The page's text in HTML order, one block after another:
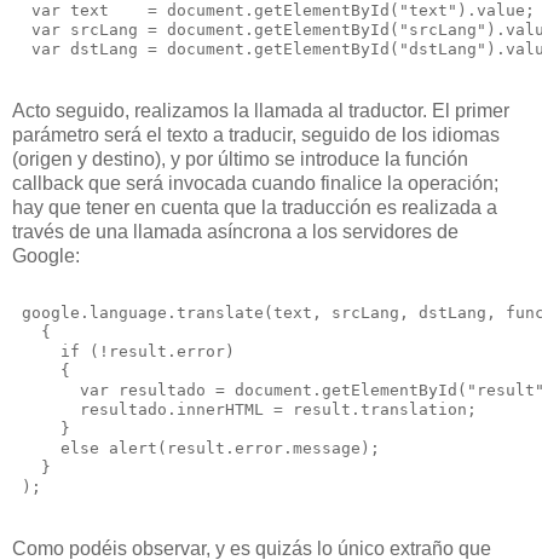
  var text    = document.getElementById("text").value;
var srcLang =
var dstLang =
Acto seguido, realizamos la llamada al traductor. El primer
parámetro será el texto a traducir, seguido de los idiomas
(origen y destino), y por último se introduce la función
callback que será invocada cuando finalice la operación;
hay que tener en cuenta que la traducción es realizada a
través de una llamada asíncrona a los servidores de
Google:
google.language.translate(text, srcLang, dstLang,
   {
     if (!result.error)
     {
var resultado =
       resultado.innerHTML = result.translation;
     }
     else alert(result.error.message);
   }
);
Como podéis observar, y es quizás lo único extraño que